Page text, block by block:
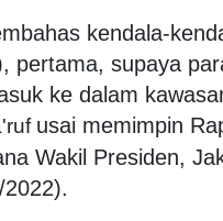
kendala-
pertama, supaya
ke dalam
usai memimpin
Wakil Presiden,